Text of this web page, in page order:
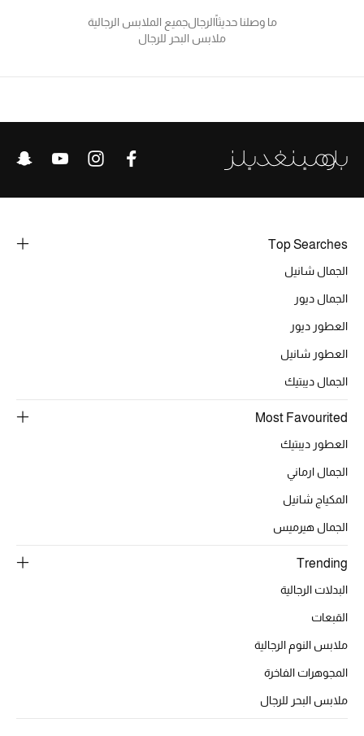
الشموع والعطور المنزلية
تسوقوا للمنزل
عرض كل التنزيلات
مجوهرات عصرية للنساء
إكسسوارات للرجال
مجوهرات فاخرة للأطفال
ما وصلنا حديثاًالرجالجميع الملابس الرجالية
ملابس البحر للرجال
Top Searches
الجمال شانيل
الجمال ديور
العطور ديور
العطور شانيل
الجمال ديبتيك
Most Favourited
العطور ديبتيك
الجمال ارماني
المكياج شانيل
الجمال هيرميس
Trending
البدلات الرجالية
القبعات
ملابس النوم الرجالية
المجوهرات الفاخرة
ملابس البحر للرجال